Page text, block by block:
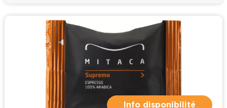
Info disponibilité